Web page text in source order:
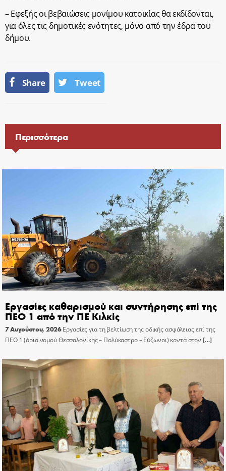
– Εφεξής οι βεβαιώσεις μονίμου κατοικίας θα εκδίδονται,
για όλες τις δημοτικές ενότητες, μόνο από την έδρα του
δήμου.
Share Tweet
Περισσότερα
Εργασίες καθαρισμού και συντήρησης επί της
ΠΕΟ 1 από την ΠΕ Κιλκίς
7 Αυγούστου, 2026 Εργασίες για τη βελτίωση της οδικής ασφάλειας επί της
ΠΕΟ 1 (όρια νομού Θεσσαλονίκης – Πολύκαστρο – Εύζωνοι) κοντά στον […]